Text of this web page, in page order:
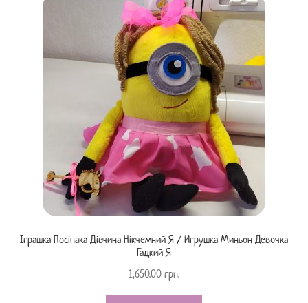
Іграшка Посіпака Дівчина Нікчемний Я / Игрушка Миньон Девочка
Гадкий Я
1,650.00 грн.